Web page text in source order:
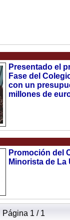
Presentado el
Fase del
con un
millones de
Promoción del
Minorista de La
Página 1 / 1